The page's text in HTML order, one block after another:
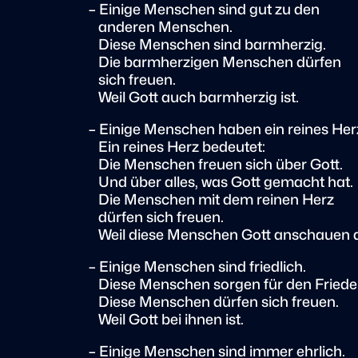
– Einige Menschen sind gut zu den
anderen Menschen.
Diese Menschen sind barmherzig.
Die barmherzigen Menschen dürfen
sich freuen.
Weil Gott auch barmherzig ist.
– Einige Menschen haben ein reines
Ein reines Herz bedeutet:
Die Menschen freuen sich über Gott.
Und über alles, was Gott gemacht hat.
Die Menschen mit dem reinen Herz
dürfen sich freuen.
Weil diese Menschen Gott anschauen
– Einige Menschen sind friedlich.
Diese Menschen sorgen für den
Diese Menschen dürfen sich freuen.
Weil Gott bei ihnen ist.
– Einige Menschen sind immer ehrlich.